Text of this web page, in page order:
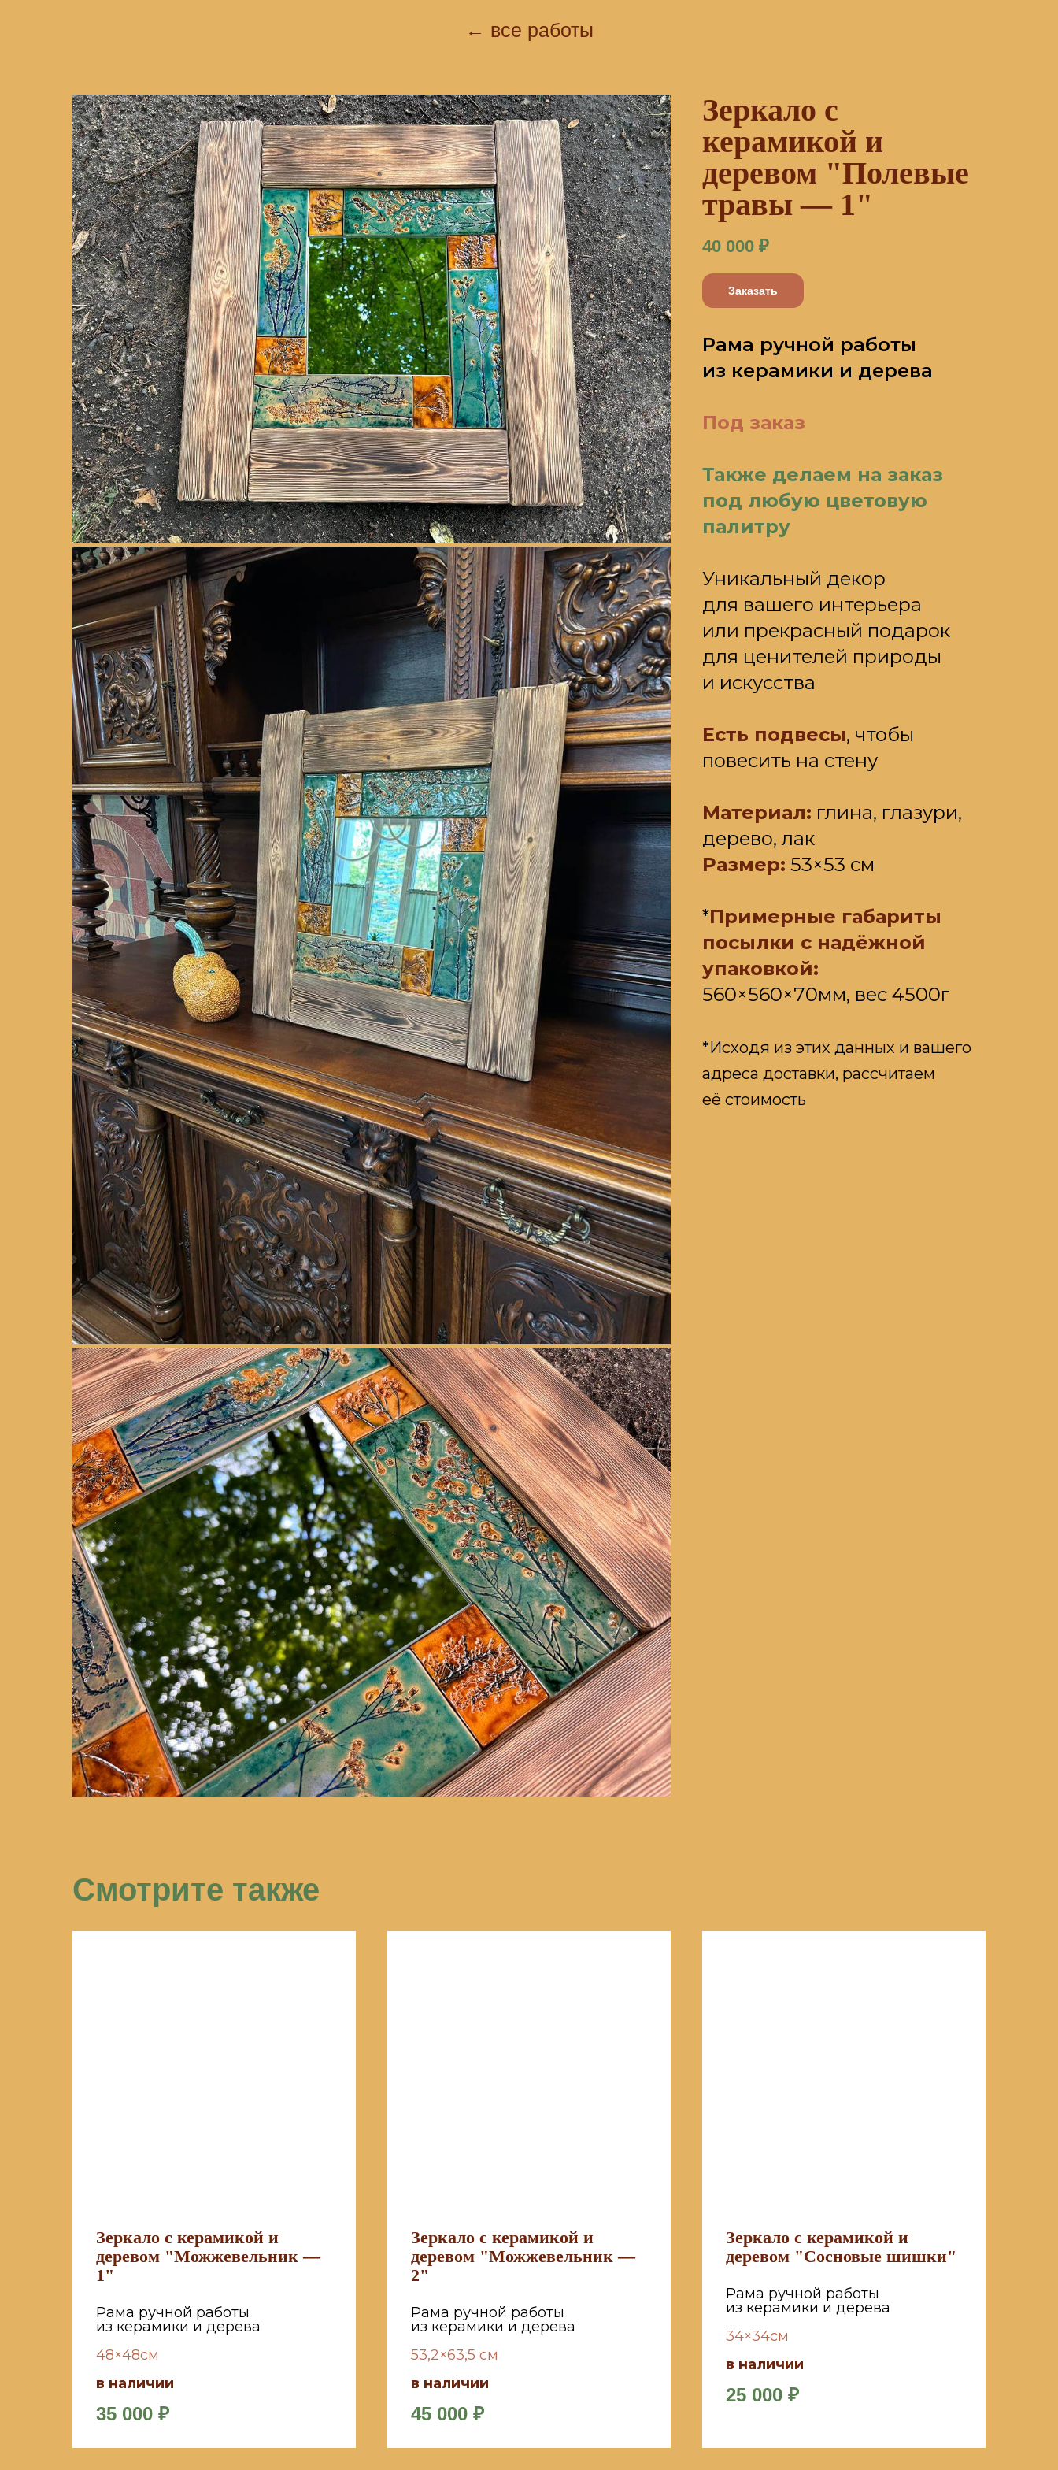
← все работы
Зеркало с
керамикой и
деревом "Полевые
травы — 1"
40 000 ₽
Заказать
Рама ручной работы
из керамики и дерева
Под заказ
Также делаем на заказ
под любую цветовую
палитру
Уникальный декор
для вашего интерьера
или прекрасный подарок
для ценителей природы
и искусства
Есть подвесы, чтобы
повесить на стену
Материал: глина, глазури,
дерево, лак
Размер: 53×53 см
*Примерные габариты
посылки с надёжной
упаковкой:
560×560×70мм, вес 4500г
*Исходя из этих данных и вашего
адреса доставки, рассчитаем
её стоимость
Cмотрите также
Зеркало с керамикой и
деревом "Можжевельник —
1"
Рама ручной работы
из керамики и дерева
48×48см
в наличии
35 000 ₽
Зеркало с керамикой и
деревом "Можжевельник —
2"
Рама ручной работы
из керамики и дерева
53,2×63,5 см
в наличии
45 000 ₽
Зеркало с керамикой и
деревом "Сосновые шишки"
Рама ручной работы
из керамики и дерева
34×34см
в наличии
25 000 ₽